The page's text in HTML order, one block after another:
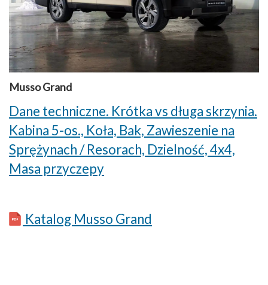
Musso Grand
Dane techniczne. Krótka vs długa skrzynia.
Kabina 5-os., Koła, Bak, Zawieszenie na
Sprężynach / Resorach, Dzielność, 4x4,
Masa przyczepy
Katalog Musso Grand